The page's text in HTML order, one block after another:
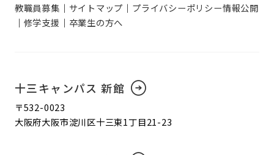
教職員募集 サイトマップ プライバシーポリシー情報公開
修学支援
卒業生の方へ
十三キャンパス 新館
〒532-0023
大阪府大阪市淀川区十三東1丁目21-23